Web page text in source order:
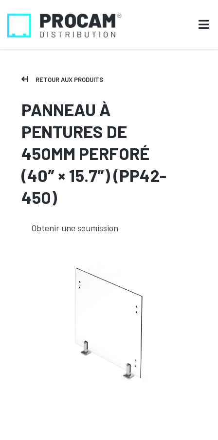
RETOUR AUX PRODUITS
PANNEAU À
PENTURES DE
450MM PERFORÉ
(40″ × 15.7″) (PP42-
450)
Obtenir une soumission